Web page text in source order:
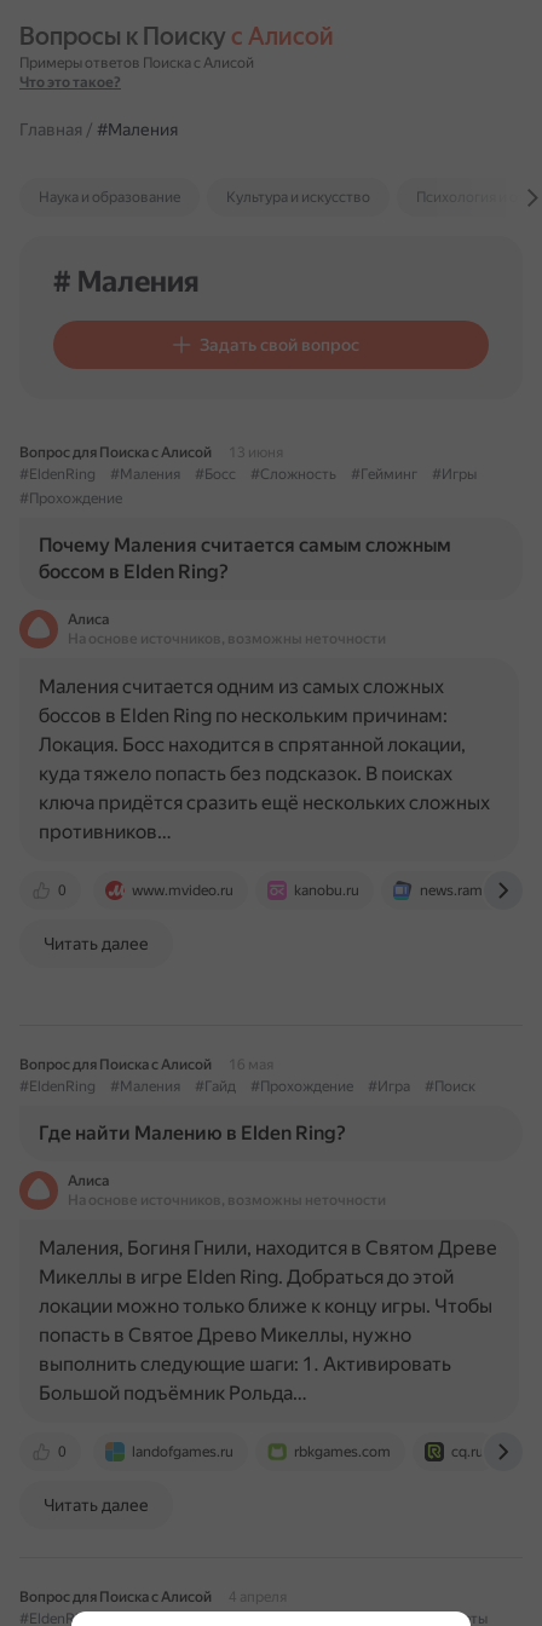
Вопросы к Поиску с Алисой
Примеры ответов Поиска с Алисой
Что это такое?
Главная / #Маления
Наука и образование Культура и искусство Психология и
# Маления
Задать свой вопрос
Вопрос для Поиска с Алисой
13 июня
#EldenRing
#Маления #Босс #Сложность #Гейминг
#Игры
#Прохождение
Почему Маления считается самым сложным
боссом в Elden Ring?
Алиса
На основе источников, возможны неточности
0 www.mvideo.ru kanobu.ru news.rambler.ru
Маления считается одним из самых сложных
боссов в Elden Ring по нескольким причинам:
Локация. Босс находится в спрятанной локации,
куда тяжело попасть без подсказок. В поисках
ключа придётся сразить ещё нескольких сложных
противников…
Читать далее
Вопрос для Поиска с Алисой
16 мая
#EldenRing
#Маления #Гайд #Прохождение #Игра #Поиск
Где найти Малению в Elden Ring?
Алиса
На основе источников, возможны неточности
0 landofgames.ru rbkgames.com cq.ru
Маления, Богиня Гнили, находится в Святом Древе
Микеллы в игре Elden Ring. Добраться до этой
локации можно только ближе к концу игры. Чтобы
попасть в Святое Древо Микеллы, нужно
выполнить следующие шаги: 1. Активировать
Большой подъёмник Рольда…
Читать далее
Вопрос для Поиска с Алисой
4 апреля
#EldenRing
#Советы